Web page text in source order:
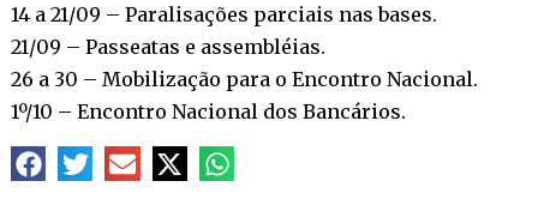
14 a 21/09 – Paralisações parciais nas bases.
21/09 – Passeatas e assembléias.
26 a 30 – Mobilização para o Encontro Nacional.
1º/10 – Encontro Nacional dos Bancários.